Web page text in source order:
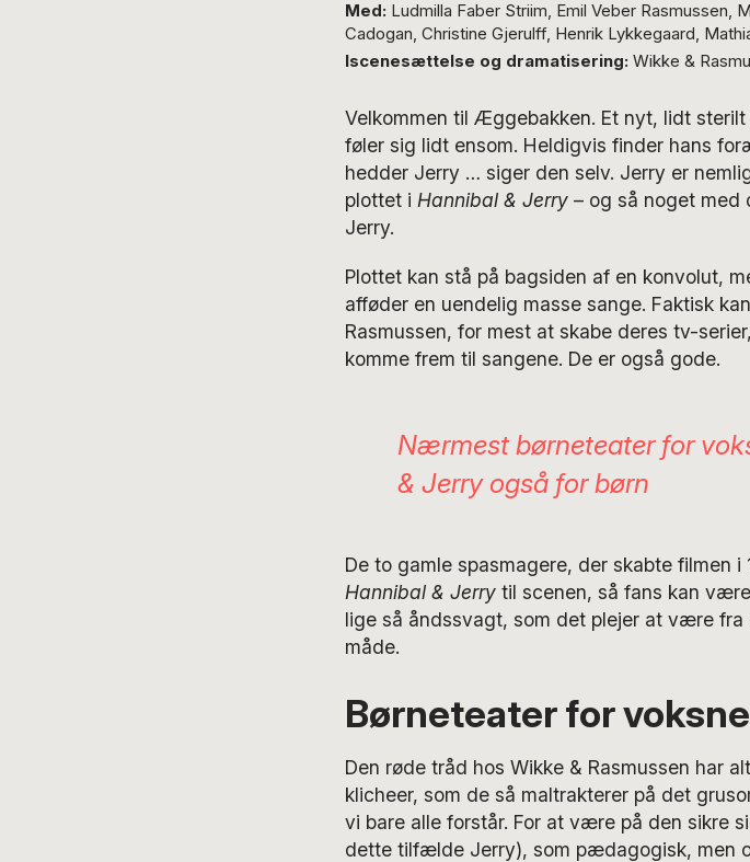
Med: Ludmilla Faber Striim, Emil Veber Rasmussen,
Cadogan, Christine Gjerulff, Henrik Lykkegaard,
Iscenesættelse og dramatisering: Wikke &
Velkommen til Æggebakken. Et nyt, lidt
føler sig lidt ensom. Heldigvis finder hans
hedder Jerry … siger den selv. Jerry er
plottet i Hannibal & Jerry– og så noget med
Jerry.
Plottet kan stå på bagsiden af en konvolut,
afføder en uendelig masse sange. Faktisk
Rasmussen, for mest at skabe deres tv-
komme frem til sangene. De er også gode.
Nærmest børneteater for
& Jerryogså for børn
De to gamle spasmagere, der skabte filmen
Hannibal & Jerrytil scenen, så fans kan
lige så åndssvagt, som det plejer at være
måde.
Børneteater for
Den røde tråd hos Wikke & Rasmussen har
klicheer, som de så maltrakterer på det
vi bare alle forstår. For at være på den sikre
dette tilfælde Jerry), som pædagogisk, men